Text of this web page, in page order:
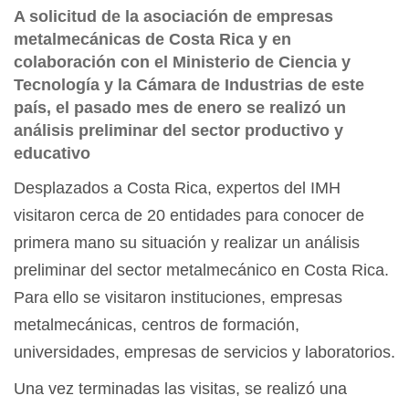
A solicitud de la asociación de empresas
metalmecánicas de Costa Rica y en
colaboración con el Ministerio de Ciencia y
Tecnología y la Cámara de Industrias de este
país, el pasado mes de enero se realizó un
análisis preliminar del sector productivo y
educativo
Desplazados a Costa Rica, expertos del IMH
visitaron cerca de 20 entidades para conocer de
primera mano su situación y realizar un análisis
preliminar del sector metalmecánico en Costa Rica.
Para ello se visitaron instituciones, empresas
metalmecánicas, centros de formación,
universidades, empresas de servicios y laboratorios.
Una vez terminadas las visitas, se realizó una